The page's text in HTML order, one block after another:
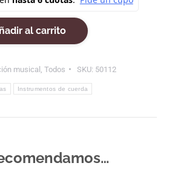
al carrito
musical Todos SKU: 50112
Instrumentos de cuerda